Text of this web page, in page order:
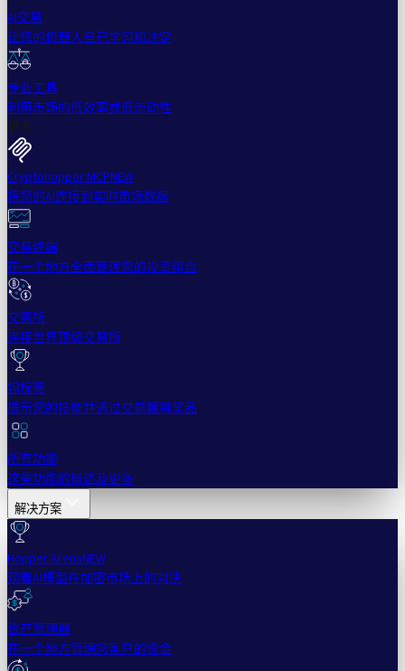
AI交易
让您的机器人自己学习和决定
专业工具
利用市场的低效率或低流动性
更多
Cryptohopper MCPNEW
将您的AI连接到实时市场数据
交易终端
在一个地方全面管理您的投资组合
交易所
连接世界顶级交易所
锦标赛
展示您的技能并通过交易赢得奖品
所有功能
这些功能的概述及更多
解决方案
Hopper ArenaNEW
观看AI模型在加密市场上的对决
资产管理器
在一个地方管理您客户的资金